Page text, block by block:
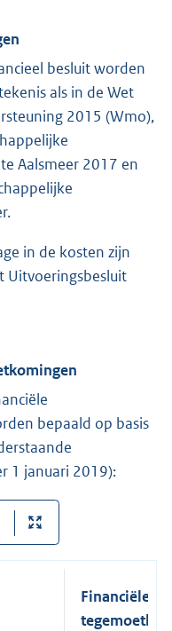
besluit worden
als in de Wet
2015 (Wmo),
Aalsmeer 2017 en
in de kosten zijn
Uitvoeringsbesluit
bepaald op basis
1 januari 2019):
Financiële